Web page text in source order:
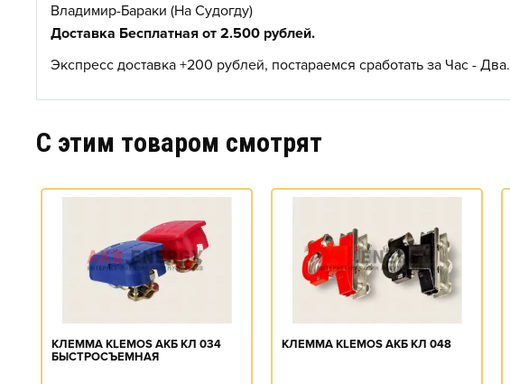
Владимир-Бараки (На Судогду)
Доставка Бесплатная от 2.500 рублей.
Экспресс доставка +200 рублей, постараемся сработать за Час - Два.
C этим товаром смотрят
КЛЕММА KLEMOS АКБ КЛ 034
БЫСТРОСЪЕМНАЯ
КЛЕММА KLEMOS АКБ КЛ 048